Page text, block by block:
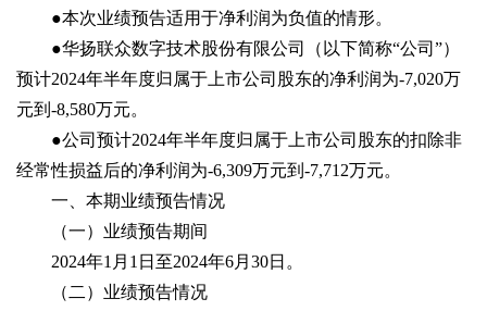
●本次业绩预告适用于净利润为负值的情形。
●华扬联众数字技术股份有限公司（以下简称“公司”）
预计2024年半年度归属于上市公司股东的净利润为-7,020万
元到-8,580万元。
●公司预计2024年半年度归属于上市公司股东的扣除非
经常性损益后的净利润为-6,309万元到-7,712万元。
一、本期业绩预告情况
（一）业绩预告期间
2024年1月1日至2024年6月30日。
（二）业绩预告情况